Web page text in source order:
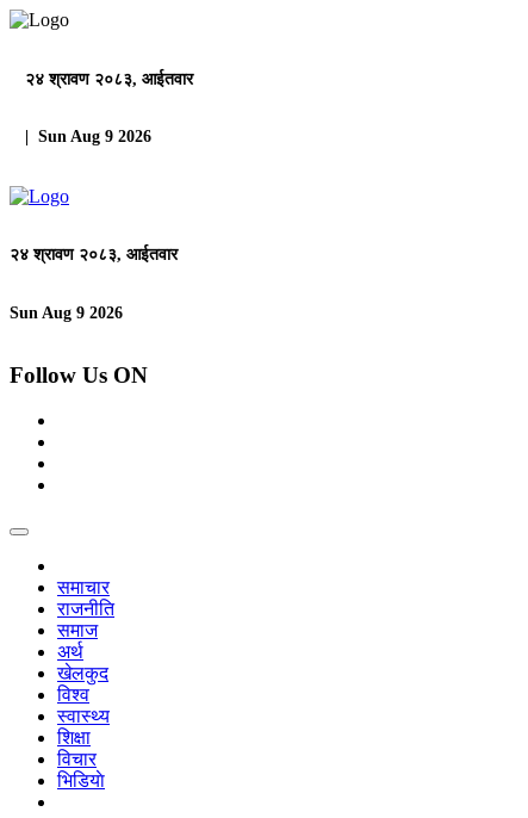
२४ श्रावण २०८३, आईतवार
| Sun Aug 9 2026
२४ श्रावण २०८३, आईतवार
Sun Aug 9 2026
Follow Us ON
समाचार
राजनीति
समाज
अर्थ
खेलकुद
विश्व
स्वास्थ्य
शिक्षा
विचार
भिडियाे